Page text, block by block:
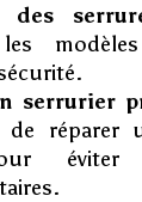
des
les
serrurier
de réparer
éviter